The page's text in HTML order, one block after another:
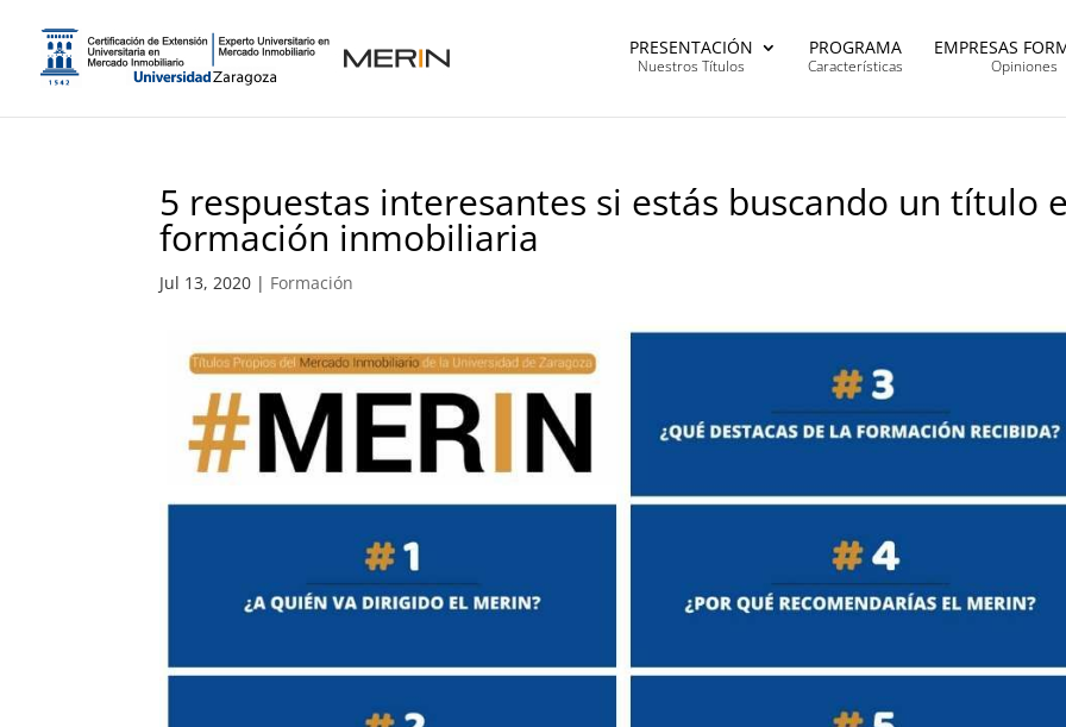
PRESENTACIÓN
Nuestros Títulos
PROGRAMA
Características
EMPRESAS
Opiniones
5 respuestas interesantes si estás buscando un título
formación inmobiliaria
Jul 13, 2020 | Formación